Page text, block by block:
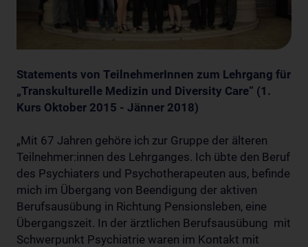
Statements von TeilnehmerInnen zum Lehrgang für
„Transkulturelle Medizin und Diversity Care“ (1.
Kurs Oktober 2015 - Jänner 2018)
„Mit 67 Jahren gehöre ich zur Gruppe der älteren
Teilnehmer:innen des Lehrganges. Ich übte den Beruf
des Psychiaters und Psychotherapeuten aus, befinde
mich im Übergang von Beendigung der aktiven
Berufsausübung in Richtung Pensionsleben, eine
Übergangszeit. In der ärztlichen Berufsausübung mit
Schwerpunkt Psychiatrie waren im Kontakt mit